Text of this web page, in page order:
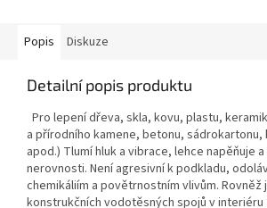
Popis Diskuze
Detailní popis produktu
Pro lepení dřeva, skla, kovu, plastu,
a přírodního kamene, betonu,
apod.) Tlumí hluk a vibrace, lehce napěňuje
nerovnosti. Není agresivní k podkladu,
chemikáliím a povětrnostním vlivům. Rovněž
konstrukčních vodotěsných spojů v interiéru